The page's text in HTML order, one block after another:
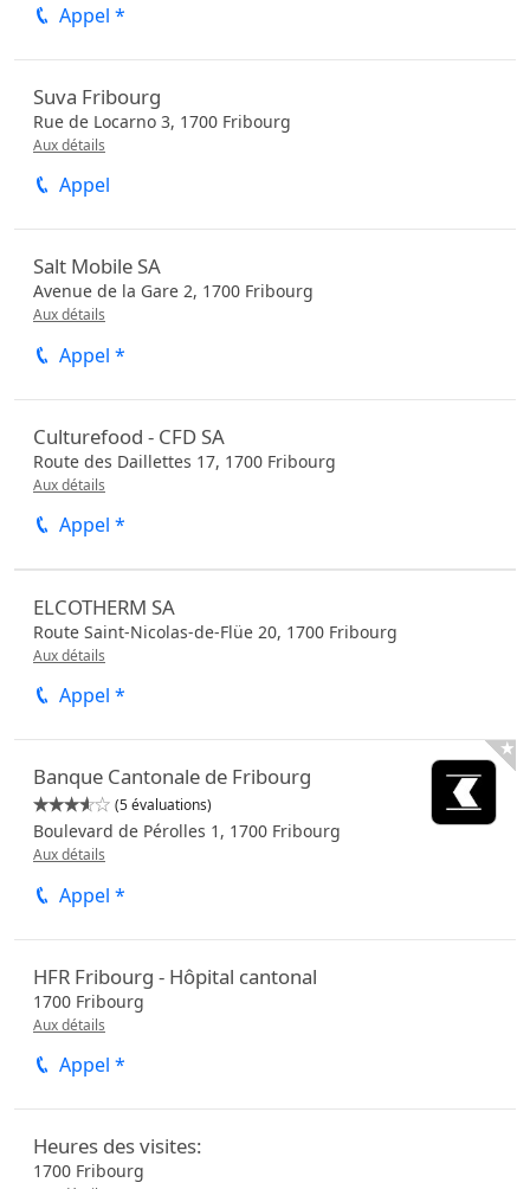
Appel *
Suva Fribourg
Rue de Locarno 3, 1700 Fribourg
Aux détails
Appel
Salt Mobile SA
Avenue de la Gare 2, 1700 Fribourg
Aux détails
Appel *
Culturefood - CFD SA
Route des Daillettes 17, 1700 Fribourg
Aux détails
Appel *
ELCOTHERM SA
Route Saint-Nicolas-de-Flüe 20, 1700 Fribourg
Aux détails
Appel *

Banque Cantonale de Fribourg

 (5 évaluations)
Boulevard de Pérolles 1, 1700 Fribourg
Aux détails
Appel *
HFR Fribourg - Hôpital cantonal
1700 Fribourg
Aux détails
Appel *
Heures des visites:
1700 Fribourg